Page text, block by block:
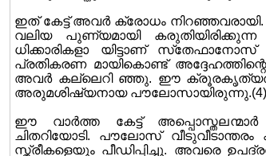
ഇത് കേട്ട് അവര്‍ ക്രോധം
വലിയ പുണ്യമായി
ധിക്കാരികളാ യിട്ടാണ് സ്‌തേഫാനോസ്
പ്രതികരണ മായികൊണ്ട്
അവര്‍ കല്ലെറി ഞ്ഞു. ഈ ക്രൂരകൃത്യത്തിന്
അരുമശിഷ്യനായ പൗലോസായിരുന്നു.(4)
ഈ വാര്‍ത്ത കേട്ട് അപ്പൊസ്തലന്മാര്‍
ചിതറിയോടി. പൗലോസ്
സ്ത്രീകളെയും പീഡിപ്പിച്ചു. അവരെ